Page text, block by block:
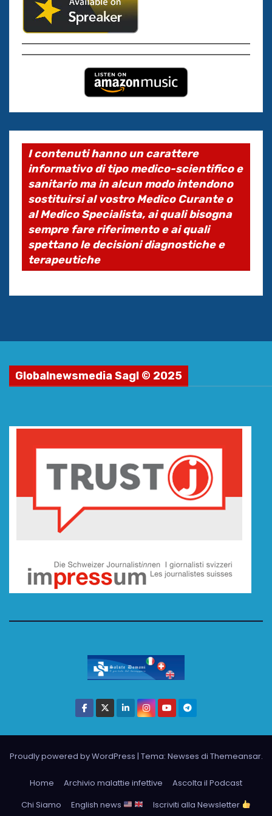
I contenuti hanno un carattere
informativo di tipo medico-scientifico e
sanitario ma in alcun modo intendono
sostituirsi al vostro Medico Curante o
al Medico Specialista, ai quali bisogna
sempre fare riferimento e ai quali
spettano le decisioni diagnostiche e
terapeutiche
Globalnewsmedia Sagl © 2025
Proudly powered by WordPress | Tema: Newses di Themeansar.
Home Archivio malattie infettive
Ascolta il Podcast
Chi Siamo
English news
Iscriviti alla Newsletter